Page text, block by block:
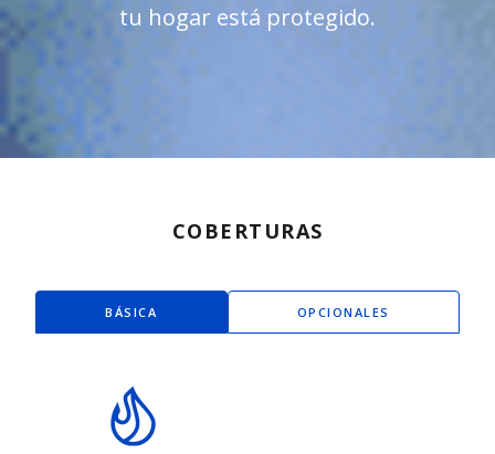
tu hogar está protegido.
COBERTURAS
BÁSICA OPCIONALES